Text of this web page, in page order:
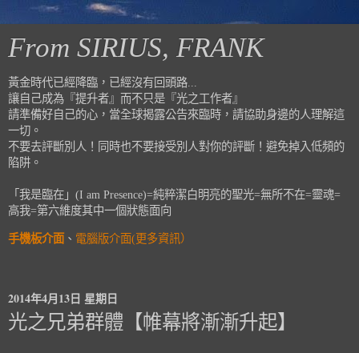
From SIRIUS, FRANK
黃金時代已經降臨，已經沒有回頭路...
讓自己成為『提升者』而不只是『光之工作者』
請準備好自己的心，當全球揭露公告來臨時，請協助身邊的人理解這
一切。
不要去評斷別人！同時也不要接受別人對你的評斷！避免掉入低頻的
陷阱。
「我是臨在」(I am Presence)=純粹潔白明亮的聖光=無所不在=靈魂=
高我=第六維度其中一個狀態面向
手機板介面 、 電腦版介面(更多資訊）
2014年4月13日 星期日
光之兄弟群體【帷幕將漸漸升起】